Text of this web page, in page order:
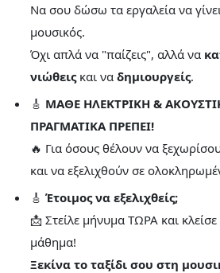
Να σου δώσω τα εργαλεία να
μουσικός.
Όχι απλά να "παίζεις", αλλά να
νιώθειςκαι να δημιουργείς.
🎸 ΜΑΘΕ ΗΛΕΚΤΡΙΚΗ &
ΠΡΑΓΜΑΤΙΚΑ ΠΡΕΠΕΙ!
🔥 Για όσους θέλουν να
και να εξελιχθούν σε
🎸 Έτοιμος να εξελιχθείς;
📩 Στείλε μήνυμα ΤΩΡΑ και
μάθημα!
Ξεκίνα το ταξίδι σου στη